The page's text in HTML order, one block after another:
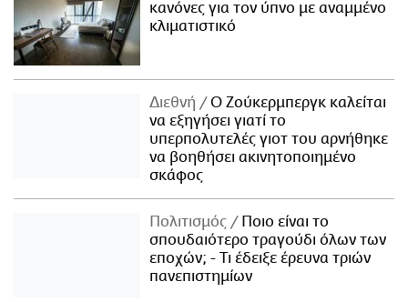
κανόνες για τον ύπνο με αναμμένο
κλιματιστικό
Διεθνή
Ο Ζούκερμπεργκ καλείται
να εξηγήσει γιατί το
υπερπολυτελές γιοτ του αρνήθηκε
να βοηθήσει ακινητοποιημένο
σκάφος
Πολιτισμός
Ποιο είναι το
σπουδαιότερο τραγούδι όλων των
εποχών; - Τι έδειξε έρευνα τριών
πανεπιστημίων